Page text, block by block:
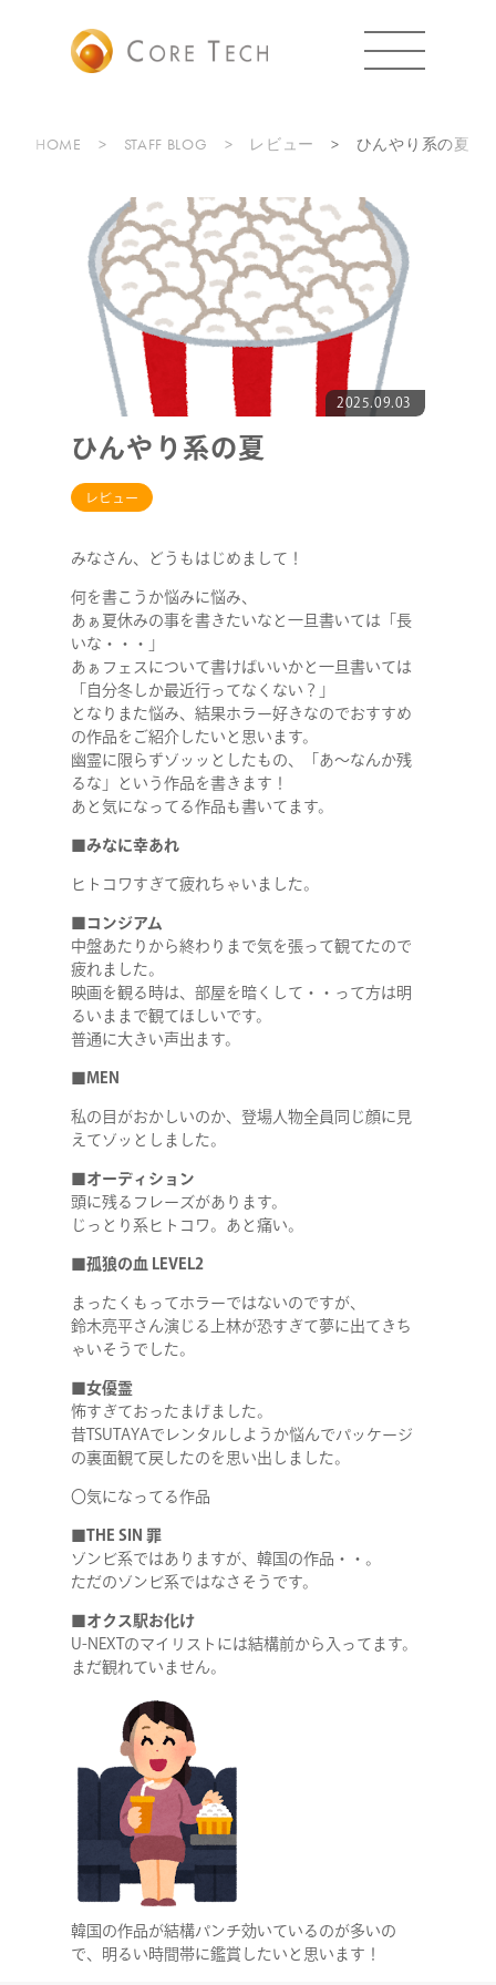
HOME STAFF BLOG レビュー ひんやり系の夏
2025.09.03
ひんやり系の夏
レビュー
みなさん、どうもはじめまして！
何を書こうか悩みに悩み、
あぁ夏休みの事を書きたいなと一旦書いては「長
いな・・・」
あぁフェスについて書けばいいかと一旦書いては
「自分冬しか最近行ってなくない？」
となりまた悩み、結果ホラー好きなのでおすすめ
の作品をご紹介したいと思います。
幽霊に限らずゾッッとしたもの、「あ～なんか残
るな」という作品を書きます！
あと気になってる作品も書いてます。
■みなに幸あれ
ヒトコワすぎて疲れちゃいました。
■コンジアム
中盤あたりから終わりまで気を張って観てたので
疲れました。
映画を観る時は、部屋を暗くして・・って方は明
るいままで観てほしいです。
普通に大きい声出ます。
■MEN
私の目がおかしいのか、登場人物全員同じ顔に見
えてゾッとしました。
■オーディション
頭に残るフレーズがあります。
じっとり系ヒトコワ。あと痛い。
■孤狼の血 LEVEL2
まったくもってホラーではないのですが、
鈴木亮平さん演じる上林が恐すぎて夢に出てきち
ゃいそうでした。
■女優霊
怖すぎておったまげました。
昔TSUTAYAでレンタルしようか悩んでパッケージ
の裏面観て戻したのを思い出しました。
〇気になってる作品
■THE SIN 罪
ゾンビ系ではありますが、韓国の作品・・。
ただのゾンビ系ではなさそうです。
■オクス駅お化け
U-NEXTのマイリストには結構前から入ってます。
まだ観れていません。
韓国の作品が結構パンチ効いているのが多いの
で、明るい時間帯に鑑賞したいと思います！